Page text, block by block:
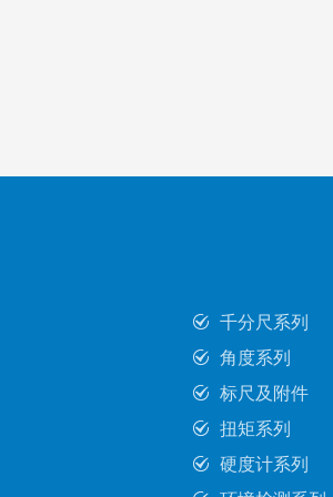
千分尺系列
角度系列
标尺及附件
扭矩系列
硬度计系列